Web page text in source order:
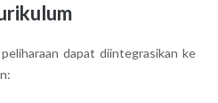
dapat diintegrasikan ke